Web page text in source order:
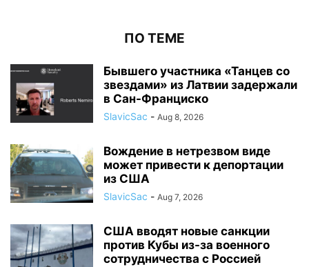
ПО ТЕМЕ
Бывшего участника «Танцев со
звездами» из Латвии задержали
в Сан-Франциско
SlavicSac - Aug 8, 2026
Вождение в нетрезвом виде
может привести к депортации
из США
SlavicSac - Aug 7, 2026
США вводят новые санкции
против Кубы из-за военного
сотрудничества с Россией